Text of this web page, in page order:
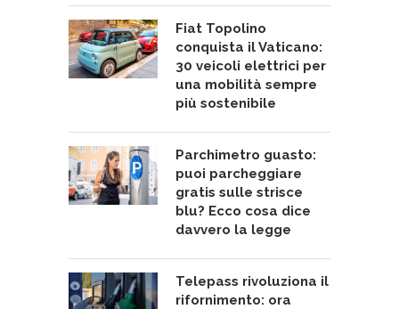
Fiat Topolino
conquista il Vaticano:
30 veicoli elettrici per
una mobilità sempre
più sostenibile
Parchimetro guasto:
puoi parcheggiare
gratis sulle strisce
blu? Ecco cosa dice
davvero la legge
Telepass rivoluziona il
rifornimento: ora